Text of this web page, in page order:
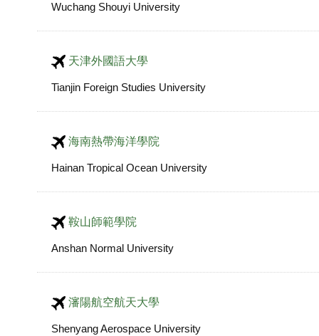
Wuchang Shouyi University
天津外國語大學
Tianjin Foreign Studies University
海南熱帶海洋學院
Hainan Tropical Ocean University
鞍山師範學院
Anshan Normal University
瀋陽航空航天大學
Shenyang Aerospace University